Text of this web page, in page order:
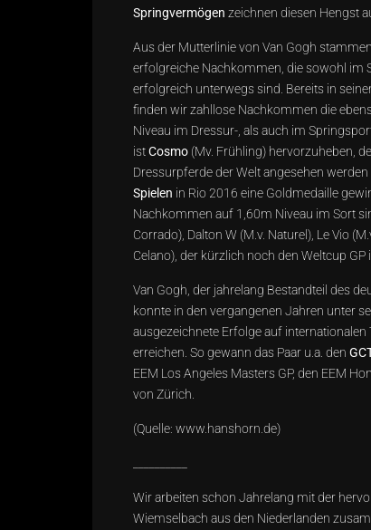
Springvermögen zeichnen diesen Hengst
Aus der Mutterlinie von Van Gogh
erfolgreiche Nachkommen, die sowohl im
erfolgreich unterwegs sind. Bereits in
finden wir zahllose Nachkommen die
Niveau im Dressur-, als auch im
istCosmo (Mv. Frühling) hervorzuheben,
Dressurpferde der Welt angesehen
Spielen in Rio 2016 eine Goldmedaille
Nachkommen auf 1,60m Niveau im Sort
Corrado), Dalton W (M.v. Naturel), Le Vio
Celano), der kürzlich noch den Weltcup
Van Gogh, der jahrelang Bestandteil des
konnte in den vergangenen Jahren unter
ausgezeichnete Erfolge auf internationalen
erreichen. So gewann das Paar u.a. den
EEM Los Angeles Masters GP, den EEM
von Zürich.
(Quelle: www.hanshorn.de)
Wir arbeiten schon Jahrelang mit der
Wiemselbach aus den Niederlanden